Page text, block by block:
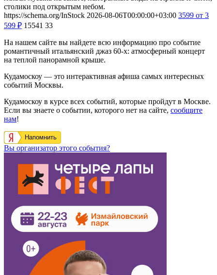
столики под открытым небом.
https://schema.org/InStock 2026-08-06T00:00:00+03:00 3599 от 3
599 ₽ 15541 33
На нашем сайте вы найдете всю информацию про событие
романтичный итальянский джаз 60-х: атмосферный концерт
на теплой панорамной крыше.
Кудамоскоу — это интерактивная афиша самых интересных
событий Москвы.
Кудамоскоу в курсе всех событий, которые пройдут в Москве.
Если вы знаете о событии, которого нет на сайте, сообщите
нам!
Напомнить
Вы организатор этого события?